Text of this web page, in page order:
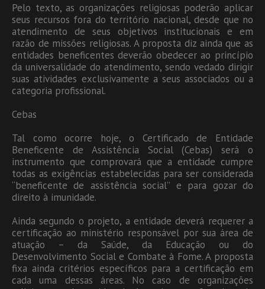
Pelo texto, as organizações religiosas poderão aplicar
seus recursos fora do território nacional, desde que no
atendimento de seus objetivos institucionais e em
razão de missões religiosas. A proposta diz ainda que as
entidades beneficentes deverão obedecer ao princípio
da universalidade do atendimento, sendo vedado dirigir
suas atividades exclusivamente a seus associados ou a
categoria profissional.
Cebas
Tal como ocorre hoje, o Certificado de Entidade
Beneficente de Assistência Social (Cebas) será o
instrumento que comprovará que a entidade cumpre
todas as exigências estabelecidas para ser considerada
“beneficente de assistência social” e para gozar do
direito à imunidade.
Ainda segundo o projeto, a entidade deverá requerer a
certificação ao ministério responsável por sua área de
atuação – da Saúde, da Educação ou do
Desenvolvimento Social e Combate à Fome. A proposta
fixa ainda critérios específicos para a certificação em
cada uma dessas áreas. No caso de organizações